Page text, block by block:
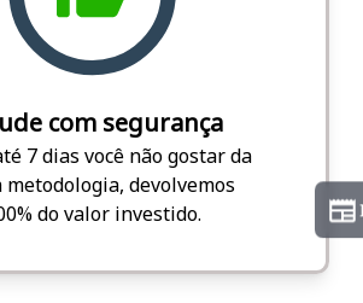
com segurança
7 dias você não gostar da
metodologia, devolvemos
do valor investido.